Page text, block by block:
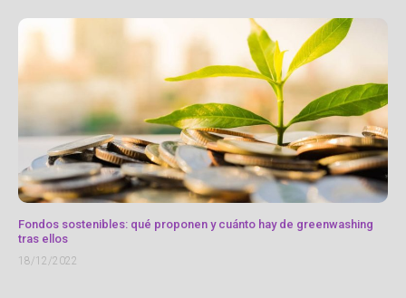
Fondos sostenibles: qué proponen y cuánto hay de greenwashing
tras ellos
18/12/2022